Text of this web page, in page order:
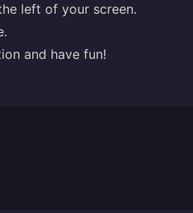
left of your screen.
and have fun!